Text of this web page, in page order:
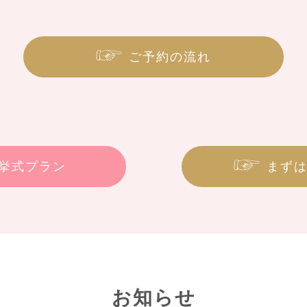
ご予約の流れ
式プラン まず
お知らせ